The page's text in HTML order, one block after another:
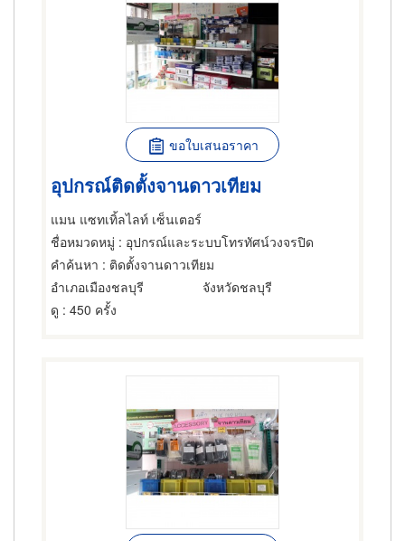
ขอใบเสนอราคา
อุปกรณ์ติดตั้งจานดาวเทียม
แมน แซทเทิ้ลไลท์ เซ็นเตอร์
ชื่อหมวดหมู่ : อุปกรณ์และระบบโทรทัศน์วงจรปิด
คำค้นหา : ติดตั้งจานดาวเทียม
อำเภอเมืองชลบุรี
จังหวัดชลบุรี
ดู : 450 ครั้ง